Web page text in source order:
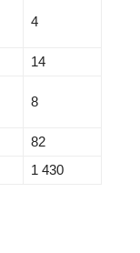
4
14
8
82
1 430